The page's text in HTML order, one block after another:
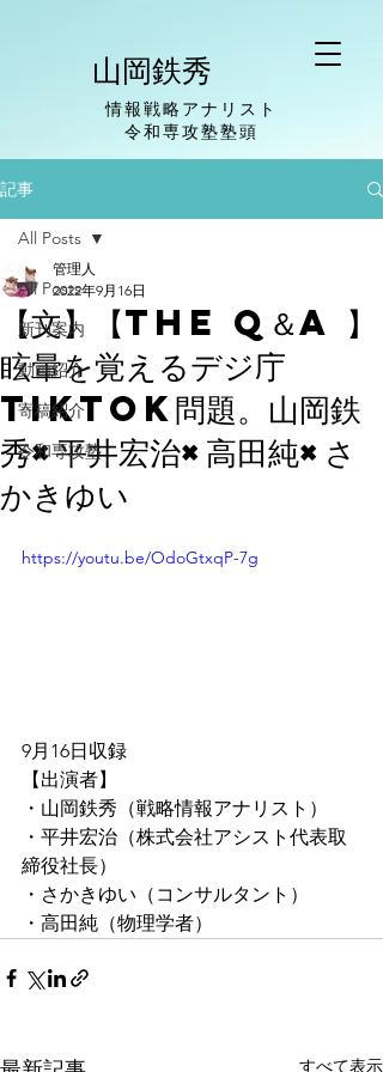
山岡鉄秀
情報戦略アナリスト
​令和専攻塾塾頭
記事
All Posts
新刊案内
動画紹介
寄稿紹介
令和専攻塾
All Posts
【文】【THE Q＆A 】
眩暈を覚えるデジ庁
TikTok問題。山岡鉄
秀×平井宏治×高田純×さ
かきゆい
管理人
2022年9月16日
https://youtu.be/OdoGtxqP-7g
9月16日収録
【出演者】
・山岡鉄秀（戦略情報アナリスト）
・平井宏治（株式会社アシスト代表取
締役社長）
・さかきゆい（コンサルタント）
・高田純（物理学者）
すべて表示